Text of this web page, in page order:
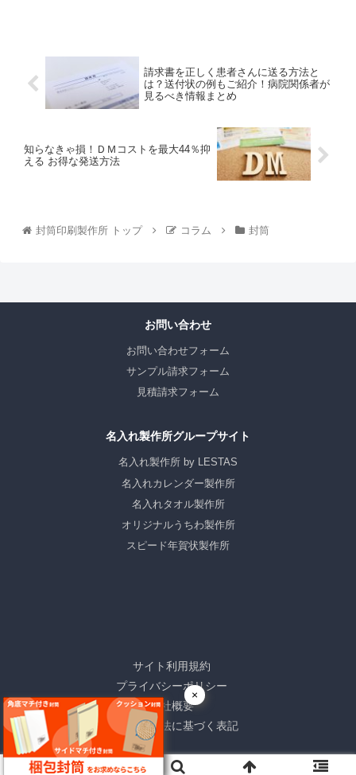
請求書を正しく患者さんに送る方法と
は？送付状の例もご紹介！病院関係者が
見るべき情報まとめ
知らなきゃ損！ＤＭコストを最大44％抑
える お得な発送方法
封筒印刷製作所 トップ コラム 封筒
お問い合わせ
お問い合わせフォーム
サンプル請求フォーム
見積請求フォーム
名入れ製作所グループサイト
名入れ製作所 by LESTAS
名入れカレンダー製作所
名入れタオル製作所
オリジナルうちわ製作所
スピード年賀状製作所
サイト利用規約
プライバシーポリシー
会社概要
特定商取引法に基づく表記
Copyright© 株式会社レスタス All Rights Reserved.
×